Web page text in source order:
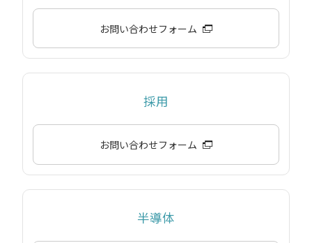
お問い合わせフォーム
採用
お問い合わせフォーム
半導体